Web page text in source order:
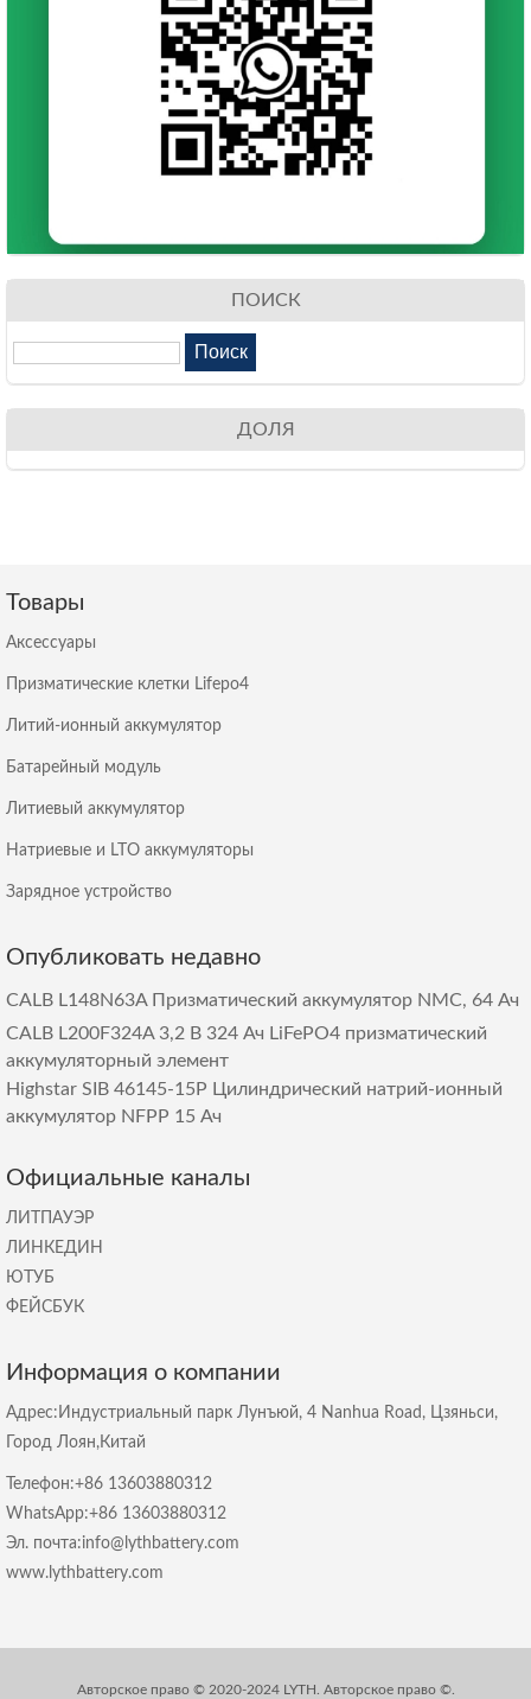
ПОИСК
ДОЛЯ
Товары
Аксессуары
Призматические клетки Lifepo4
Литий-ионный аккумулятор
Батарейный модуль
Литиевый аккумулятор
Натриевые и LTO аккумуляторы
Зарядное устройство
Опубликовать недавно
CALB L148N63A Призматический аккумулятор NMC, 64 Ач
CALB L200F324A 3,2 В 324 Ач LiFePO4 призматический
аккумуляторный элемент
Highstar SIB 46145-15P Цилиндрический натрий-ионный
аккумулятор NFPP 15 Ач
Официальные каналы
ЛИТПАУЭР
ЛИНКЕДИН
ЮТУБ
ФЕЙСБУК
Информация о компании
Адрес:Индустриальный парк Лунъюй, 4 Nanhua Road, Цзяньси,
Город Лоян,Китай
Телефон:+86 13603880312
WhatsApp:+86 13603880312
Эл. почта:info@lythbattery.com
www.lythbattery.com
Авторское право © 2020-2024 LYTH. Авторское право ©.